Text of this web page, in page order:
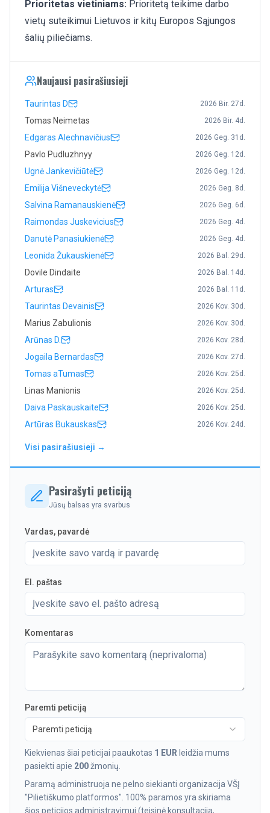
Prioritetas vietiniams: Prioritetą teikime darbo
vietų suteikimui Lietuvos ir kitų Europos Sąjungos
šalių piliečiams.
Naujausi pasirašiusieji
Taurintas D 2026 Bir. 27d.
Tomas Neimetas 2026 Bir. 4d.
Edgaras Alechnavičius 2026 Geg. 31d.
Pavlo Pudluzhnyy 2026 Geg. 12d.
Ugnė Jankevičiūtė 2026 Geg. 12d.
Emilija Višneveckytė 2026 Geg. 8d.
Salvina Ramanauskienė 2026 Geg. 6d.
Raimondas Juskevicius 2026 Geg. 4d.
Danutė Panasiukienė 2026 Geg. 4d.
Leonida Žukauskienė 2026 Bal. 29d.
Dovile Dindaite 2026 Bal. 14d.
Arturas 2026 Bal. 11d.
Taurintas Devainis 2026 Kov. 30d.
Marius Zabulionis 2026 Kov. 30d.
Arūnas D. 2026 Kov. 28d.
Jogaila Bernardas 2026 Kov. 27d.
Tomas aTumas 2026 Kov. 25d.
Linas Manionis 2026 Kov. 25d.
Daiva Paskauskaite 2026 Kov. 25d.
Artūras Bukauskas 2026 Kov. 24d.
Visi pasirašiusieji →
Pasirašyti peticiją
Jūsų balsas yra svarbus
Vardas, pavardė
El. paštas
Komentaras
Paremti peticiją
Paremti peticiją
Kiekvienas šiai peticijai paaukotas 1 EUR leidžia mums
pasiekti apie 200žmonių.
Paramą administruoja ne pelno siekianti organizacija VŠĮ
"Pilietiškumo platformos". 100% paramos yra skiriama
šios peticijos administravimui (teisinė konsultacija,